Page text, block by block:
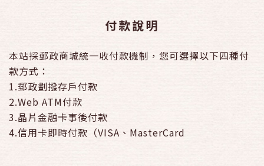
付款說明
本站採郵政商城統一收付款機制，您可選擇以下四種付
款方式：
1.郵政劃撥存戶付款
2.Web ATM付款
3.晶片金融卡事後付款
4.信用卡即時付款（VISA、MasterCard